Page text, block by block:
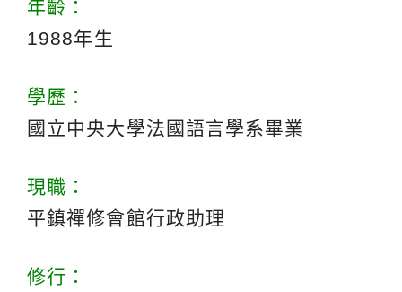
年齡：
1988年生
學歷：
國立中央大學法國語言學系畢業
現職：
平鎮禪修會館行政助理
修行：